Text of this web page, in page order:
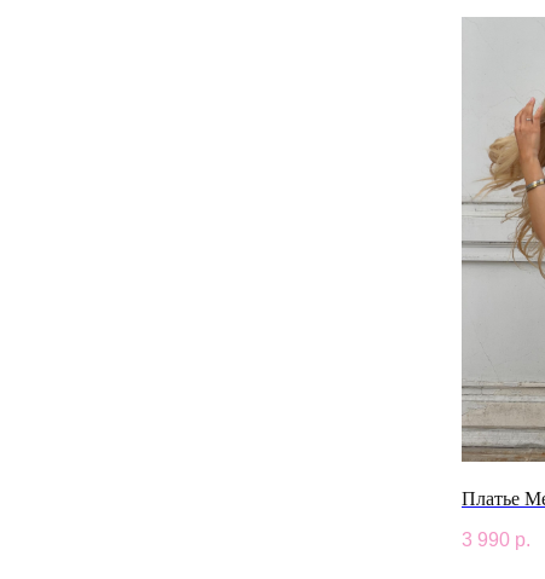
Платье
3 990 р.